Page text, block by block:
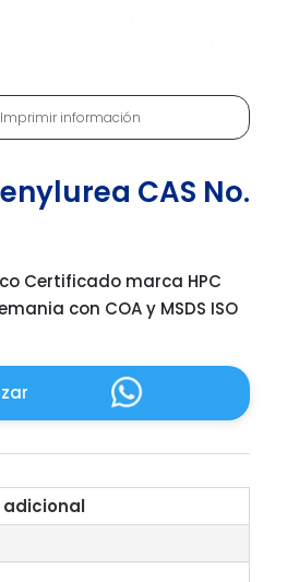
Imprimir información
CAS No.
Certificado marca HPC
con COA y MSDS ISO